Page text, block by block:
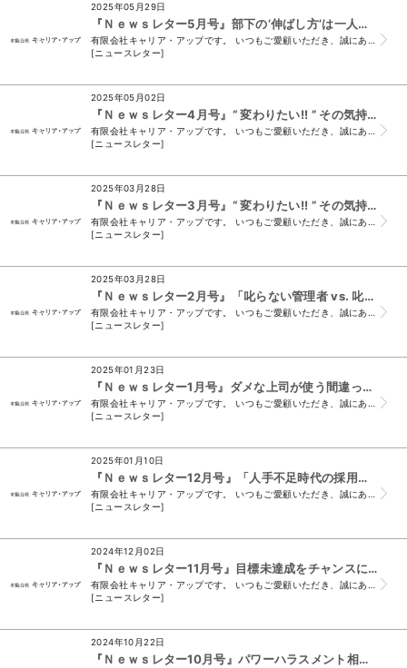
2025年05月29日
『Ｎｅｗｓレター5月号』部下の‘伸ばし方’は一人ひとり違う!!
[ニュースレター]
2025年05月02日
『Ｎｅｗｓレター4月号』“ 変わりたい!! ” その気持ちが、リーダーを育てる!!
[ニュースレター]
2025年03月28日
『Ｎｅｗｓレター3月号』“ 変わりたい!! ” その気持ちが、リーダーを育てる!!
[ニュースレター]
2025年03月28日
『Ｎｅｗｓレター2月号』「叱らない管理者 vs. 叱りすぎる管理者」 …組織を壊すのはどちらか？
[ニュースレター]
2025年01月23日
『Ｎｅｗｓレター1月号』ダメな上司が使う間違った指示だし・依頼の仕方
[ニュースレター]
2025年01月10日
『Ｎｅｗｓレター12月号』「人手不足時代の採用戦略： 面接で見抜く“本当の戦力”とは？」
[ニュースレター]
2024年12月02日
『Ｎｅｗｓレター11月号』目標未達成をチャンスに変える！リーダーが知るべき5つの行動
[ニュースレター]
2024年10月22日
『Ｎｅｗｓレター10月号』パワーハラスメント相談窓口の導入で安心な職場づくり